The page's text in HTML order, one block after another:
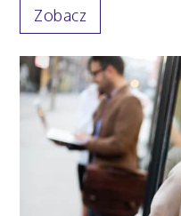
Zobacz